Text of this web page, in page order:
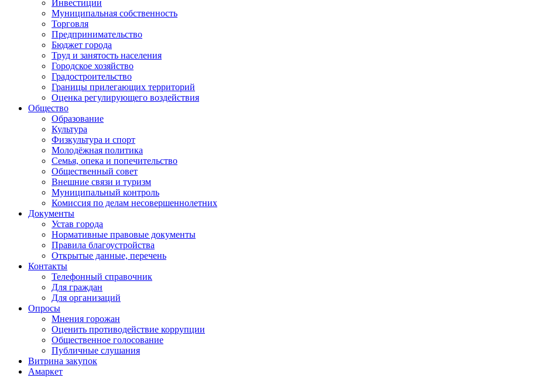
Инвестиции
Муниципальная собственность
Торговля
Предпринимательство
Бюджет города
Труд и занятость населения
Городское хозяйство
Градостроительство
Границы прилегающих территорий
Оценка регулирующего воздействия
Общество
Образование
Культура
Физкультура и спорт
Молодёжная политика
Семья, опека и попечительство
Общественный совет
Внешние связи и туризм
Муниципальный контроль
Комиссия по делам несовершеннолетних
Документы
Устав города
Нормативные правовые документы
Правила благоустройства
Открытые данные, перечень
Контакты
Телефонный справочник
Для граждан
Для организаций
Опросы
Мнения горожан
Оценить противодействие коррупции
Общественное голосование
Публичные слушания
Витрина закупок
Амаркет